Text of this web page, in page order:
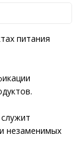
питания
незаменимых